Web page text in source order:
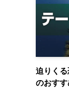
迫りく
のおす